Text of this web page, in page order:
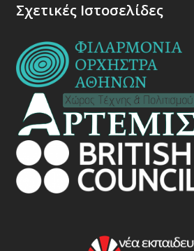
Σχετικές Ιστοσελίδες